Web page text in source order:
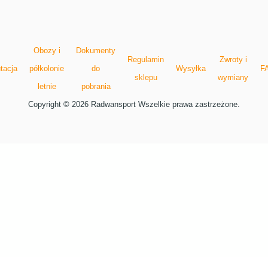
Obozy i
półkolonie
letnie
Dokumenty
do
pobrania
Regulamin
sklepu
Wysyłka
Zwroty i
wymiany
Copyright © 2026 Radwansport Wszelkie prawa zastrzeżone.